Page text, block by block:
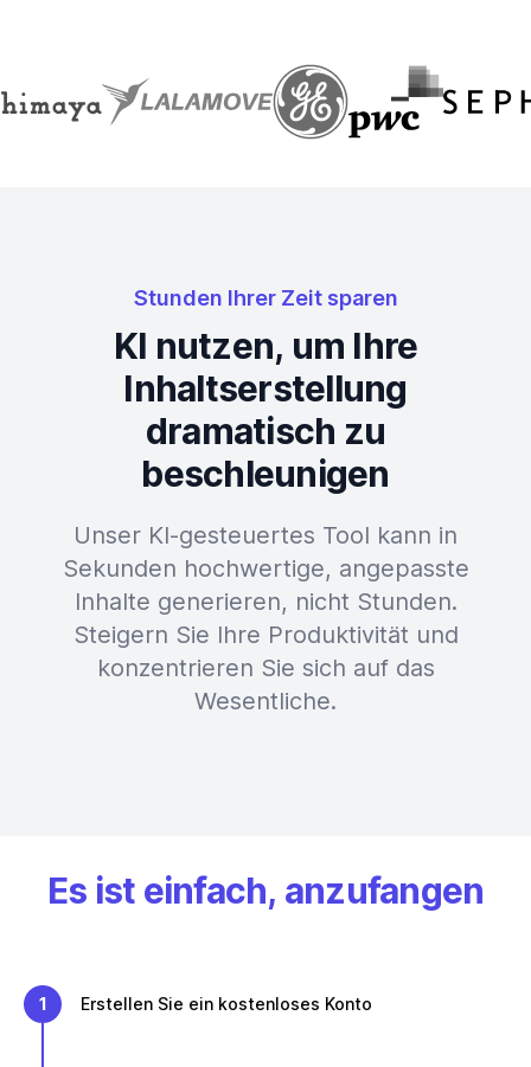
Stunden Ihrer Zeit sparen
KI nutzen, um Ihre
Inhaltserstellung
dramatisch zu
beschleunigen
Unser KI-gesteuertes Tool kann in
Sekunden hochwertige, angepasste
Inhalte generieren, nicht Stunden.
Steigern Sie Ihre Produktivität und
konzentrieren Sie sich auf das
Wesentliche.
Es ist einfach, anzufangen
1 Erstellen Sie ein kostenloses Konto